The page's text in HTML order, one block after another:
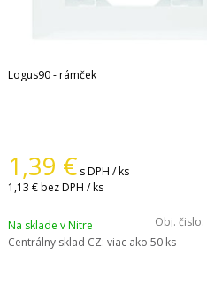
Logus90 - rámček
1,39 € s DPH / ks
1,13 €bez DPH / ks
Na sklade v Nitre Obj. čislo:
Centrálny sklad CZ: viac ako 50 ks